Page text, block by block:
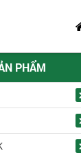
PHẨM